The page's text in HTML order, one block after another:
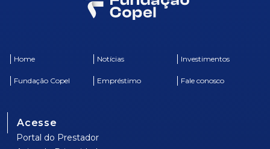
Home Notícias Investimentos
Fundação Copel Empréstimo Fale conosco
Acesse
Portal do Prestador